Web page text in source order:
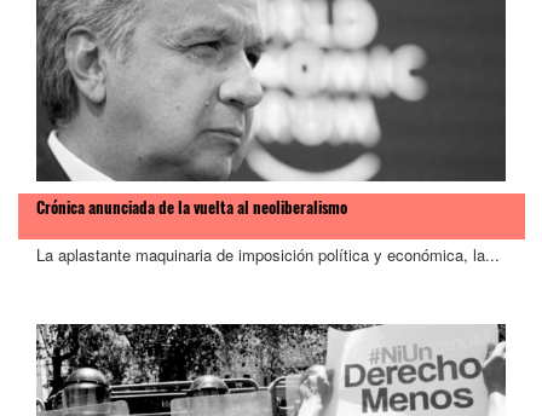
Crónica anunciada de la vuelta al neoliberalismo
La aplastante maquinaria de imposición política y económica, la...